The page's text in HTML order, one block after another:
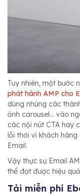
Tuy nhiên, một bước
phát hành AMP cho
dùng nhúng các
ảnh carousel… vào
các nội nút CTA hay
lỗi thời vì khách
Email.
Vậy thực sự Email
thể đạt được hiệu
Tải miễn phí